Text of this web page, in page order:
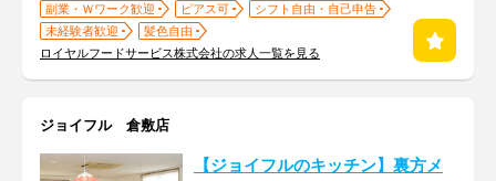
副業・Ｗワーク歓迎 ピアス可
シフト自由・自己申告
未経験者歓迎
髪色自由
ロイヤルフードサービス株式会社の求人一覧を見る
ジョイフル 倉敷店
【ジョイフルのキッチン】裏方メ